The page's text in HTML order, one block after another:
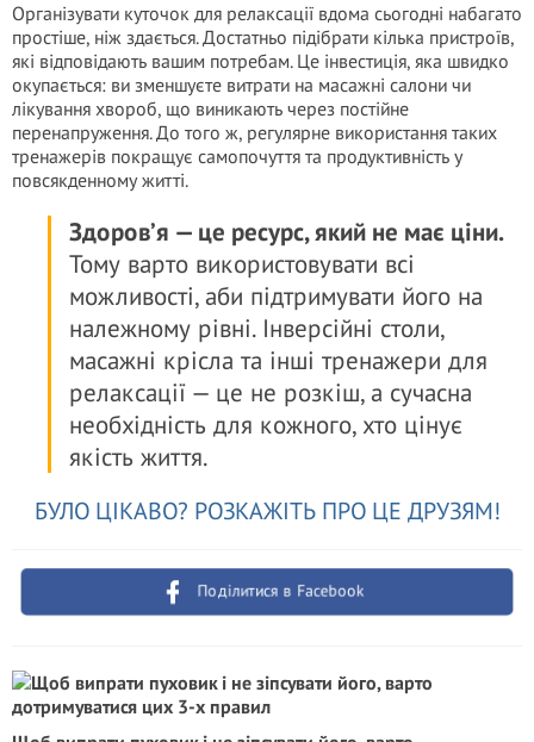
Організувати куточок для релаксації вдома сьогодні набагато
простіше, ніж здається. Достатньо підібрати кілька пристроїв,
які відповідають вашим потребам. Це інвестиція, яка швидко
окупається: ви зменшуєте витрати на масажні салони чи
лікування хвороб, що виникають через постійне
перенапруження. До того ж, регулярне використання таких
тренажерів покращує самопочуття та продуктивність у
повсякденному житті.
Здоров’я — це ресурс, який не має ціни.
Тому варто використовувати всі
можливості, аби підтримувати його на
належному рівні. Інверсійні столи,
масажні крісла та інші тренажери для
релаксації — це не розкіш, а сучасна
необхідність для кожного, хто цінує
якість життя.
БУЛО ЦІКАВО? РОЗКАЖІТЬ ПРО ЦЕ ДРУЗЯМ!
Поділитися в Facebook